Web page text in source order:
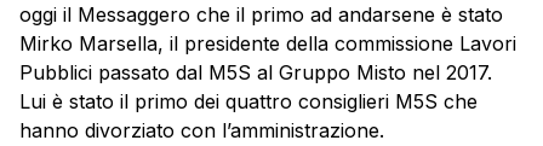
oggi il Messaggero che il primo ad andarsene è stato
Mirko Marsella, il presidente della commissione Lavori
Pubblici passato dal M5S al Gruppo Misto nel 2017.
Lui è stato il primo dei quattro consiglieri M5S che
hanno divorziato con l’amministrazione.